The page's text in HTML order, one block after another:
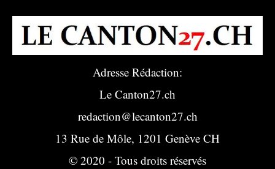
Adresse Rédaction:
Le Canton27.ch
redaction@lecanton27.ch
13 Rue de Môle, 1201 Genève CH
© 2020 - Tous droits réservés